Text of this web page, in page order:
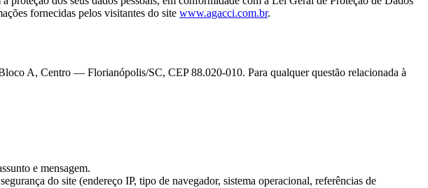
fornecidas pelos visitantes do site www.agacci.com.br.
A, Centro — Florianópolis/SC, CEP 88.020-010. Para qualquer questão relacionada à
e mensagem.
do site (endereço IP, tipo de navegador, sistema operacional, referências de